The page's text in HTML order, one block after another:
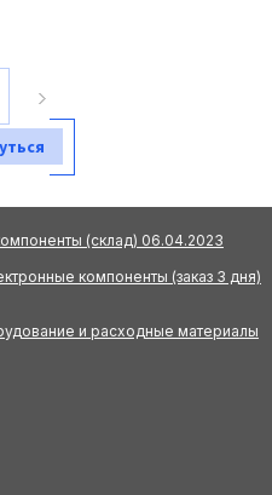
(склад) 06.04.2023
компоненты (заказ 3 дня)
и расходные материалы